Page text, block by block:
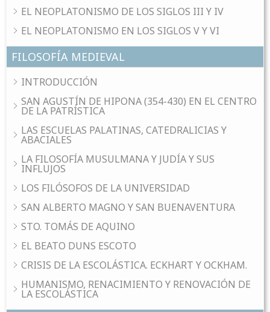
EL NEOPLATONISMO DE LOS SIGLOS III Y IV
EL NEOPLATONISMO EN LOS SIGLOS V Y VI
FILOSOFÍA MEDIEVAL
INTRODUCCIÓN
SAN AGUSTÍN DE HIPONA (354-430) EN EL CENTRO
DE LA PATRÍSTICA
LAS ESCUELAS PALATINAS, CATEDRALICIAS Y
ABACIALES
LA FILOSOFÍA MUSULMANA Y JUDÍA Y SUS
INFLUJOS
LOS FILÓSOFOS DE LA UNIVERSIDAD
SAN ALBERTO MAGNO Y SAN BUENAVENTURA
STO. TOMÁS DE AQUINO
EL BEATO DUNS ESCOTO
CRISIS DE LA ESCOLÁSTICA. ECKHART Y OCKHAM.
HUMANISMO, RENACIMIENTO Y RENOVACIÓN DE
LA ESCOLÁSTICA